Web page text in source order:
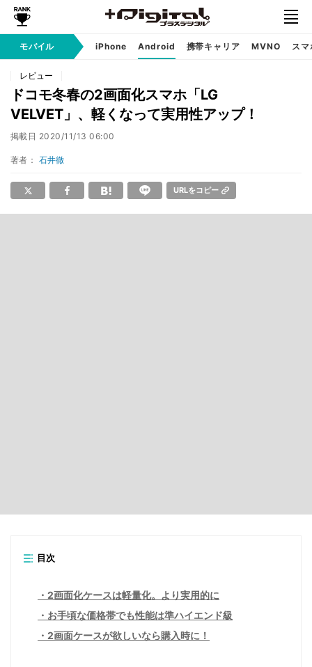
モバイル iPhone Android 携帯キャリア MVNO ス
レビュー
ドコモ冬春の2画面化スマホ「LG
VELVET」、軽くなって実用性アップ！
掲載日 2020/11/13 06:00
著者： 石井徹
URLをコピー
目次
2画面化ケースは軽量化。より実用的に
お手頃な価格帯でも性能は準ハイエンド級
2画面ケースが欲しいなら購入時に！